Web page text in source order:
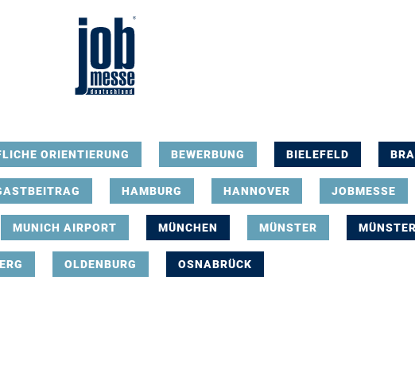
ORIENTIERUNG BEWERBUNG BIELEFELD
HAMBURG HANNOVER JOBMESSE
MUNICH AIRPORT MÜNCHEN MÜNSTER
OLDENBURG OSNABRÜCK